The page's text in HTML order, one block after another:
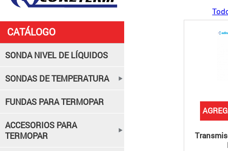
CATÁLOGO
SONDA NIVEL DE LÍQUIDOS
SONDAS DE TEMPERATURA
FUNDAS PARA TERMOPAR
ACCESORIOS PARA
TERMOPAR